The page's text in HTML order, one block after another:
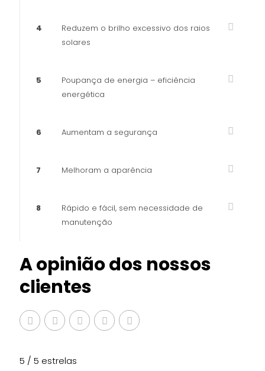
4
Reduzem o brilho excessivo dos raios
solares
5
Poupança de energia – eficiência
energética
6 Aumentam a segurança
7 Melhoram a aparência
8
Rápido e fácil, sem necessidade de
manutenção
A opinião dos nossos
clientes
5 / 5 estrelas